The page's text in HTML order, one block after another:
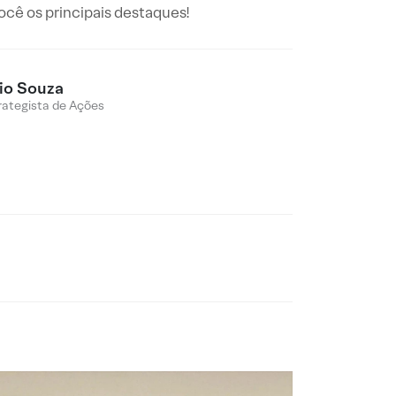
os principais destaques!
Souza
de Ações